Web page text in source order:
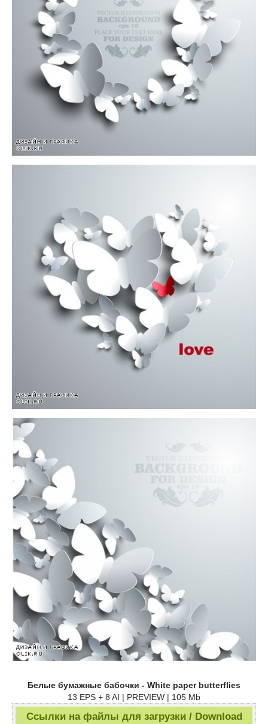
Белые бумажные бабочки - White paper butterflies
13 EPS + 8 AI | PREVIEW | 105 Mb
Ссылки на файлы для загрузки / Download